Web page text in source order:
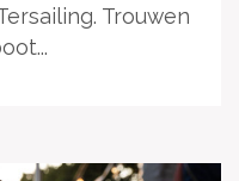
Trouwen